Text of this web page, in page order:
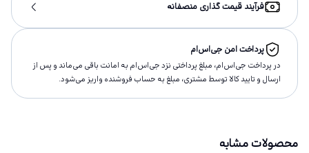
فرآیند قیمت گذاری منصفانه
پرداخت امن جی‌اس‌ام
در پرداخت جی‌اس‌ام، مبلغ پرداختى نزد جی‌اس‌ام به امانت باقى مى‌ماند و پس از
ارسال و تاييد كالا توسط مشتری، مبلغ به حساب فروشنده واريز مى‌شود.
محصولات مشابه